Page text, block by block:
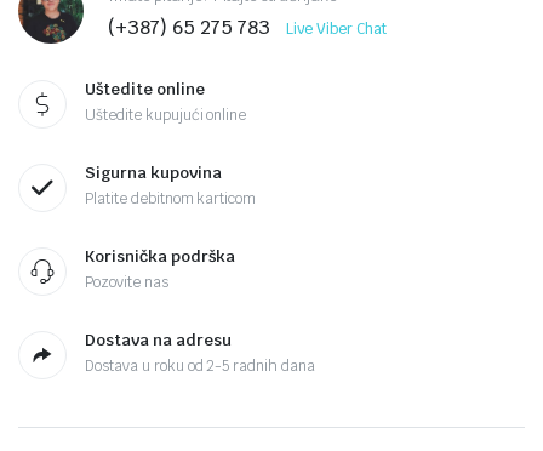
(+387) 65 275 783 Live Viber Chat
Uštedite online
Uštedite kupujući online
Sigurna kupovina
Platite debitnom karticom
Korisnička podrška
Pozovite nas
Dostava na adresu
Dostava u roku od 2-5 radnih dana